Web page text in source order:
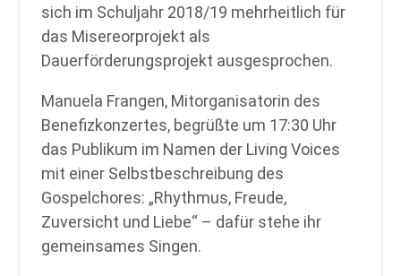
sich im Schuljahr 2018/19 mehrheitlich für
das Misereorprojekt als
Dauerförderungsprojekt ausgesprochen.
Manuela Frangen, Mitorganisatorin des
Benefizkonzertes, begrüßte um 17:30 Uhr
das Publikum im Namen der Living Voices
mit einer Selbstbeschreibung des
Gospelchores: „Rhythmus, Freude,
Zuversicht und Liebe“ – dafür stehe ihr
gemeinsames Singen.